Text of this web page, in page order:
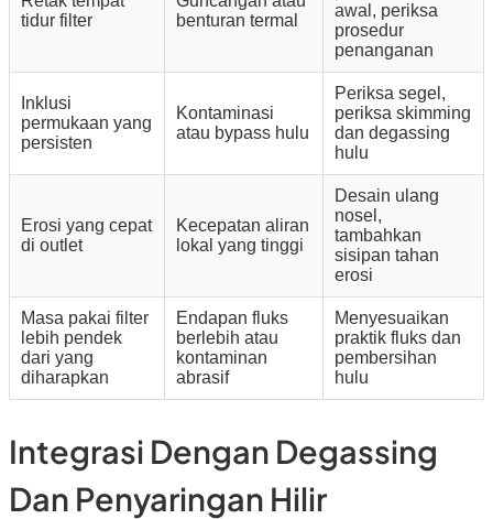
tidur filter
benturan termal
awal, periksa
prosedur
penanganan
Inklusi
permukaan yang
persisten
Kontaminasi
atau bypass hulu
Periksa segel,
periksa skimming
dan degassing
hulu
Erosi yang cepat
di outlet
Kecepatan aliran
lokal yang tinggi
Desain ulang
nosel,
tambahkan
sisipan tahan
erosi
Masa pakai filter
lebih pendek
dari yang
diharapkan
Endapan fluks
berlebih atau
kontaminan
abrasif
Menyesuaikan
praktik fluks dan
pembersihan
hulu
Integrasi Dengan Degassing
Dan Penyaringan Hilir